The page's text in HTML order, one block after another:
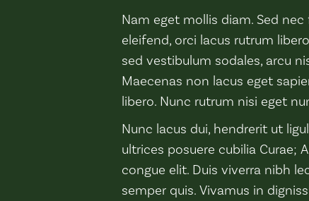
Nam eget mollis diam. Sed
eleifend, orci lacus rutrum
sed vestibulum sodales, arcu
Maecenas non lacus eget
libero. Nunc rutrum nisi eget
Nunc lacus dui, hendrerit ut
ultrices posuere cubilia Curae;
congue elit. Duis viverra nibh
semper quis. Vivamus in